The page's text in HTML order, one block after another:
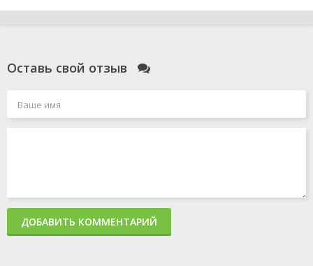
Оставь свой отзыв
ДОБАВИТЬ КОММЕНТАРИЙ